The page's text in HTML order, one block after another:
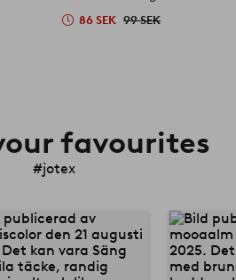
86 SEK 99 SEK
favourites
#jotex